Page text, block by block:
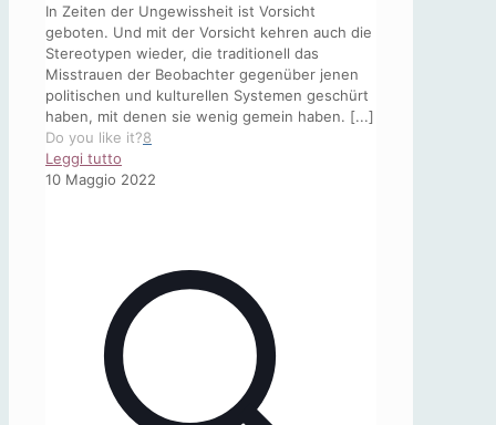
In Zeiten der Ungewissheit ist Vorsicht
geboten. Und mit der Vorsicht kehren auch die
Stereotypen wieder, die traditionell das
Misstrauen der Beobachter gegenüber jenen
politischen und kulturellen Systemen geschürt
haben, mit denen sie wenig gemein haben. [...]
Do you like it?8
Leggi tutto
Osservatorio
10 Maggio 2022